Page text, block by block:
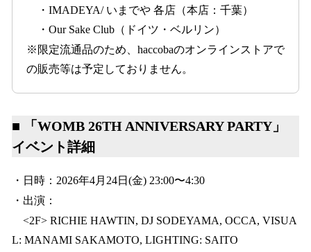
・IMADEYA/ いまでや 各店（本店：千葉）
・Our Sake Club（ドイツ・ベルリン）
※限定流通品のため、haccobaのオンラインストアで
の販売等は予定しておりません。
■ 「WOMB 26TH ANNIVERSARY PARTY」
イベント詳細
・日時：2026年4月24日(金) 23:00〜4:30
・出演：
<2F> RICHIE HAWTIN, DJ SODEYAMA, OCCA, VISUA
L: MANAMI SAKAMOTO, LIGHTING: SAITO